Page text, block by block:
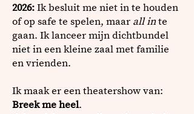
2026:Ik besluit me niet in te houden
of op safe te spelen, maar all inte
gaan. Ik lanceer mijn dichtbundel
niet in een kleine zaal met familie
en vrienden.
Ik maak er een theatershow van:
Breek me heel.